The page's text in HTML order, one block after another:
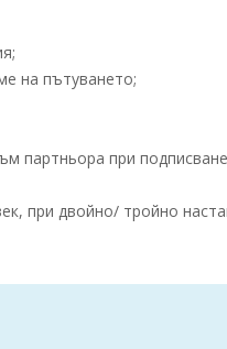
на пътуването;
партньора при
при двойно/ тройно